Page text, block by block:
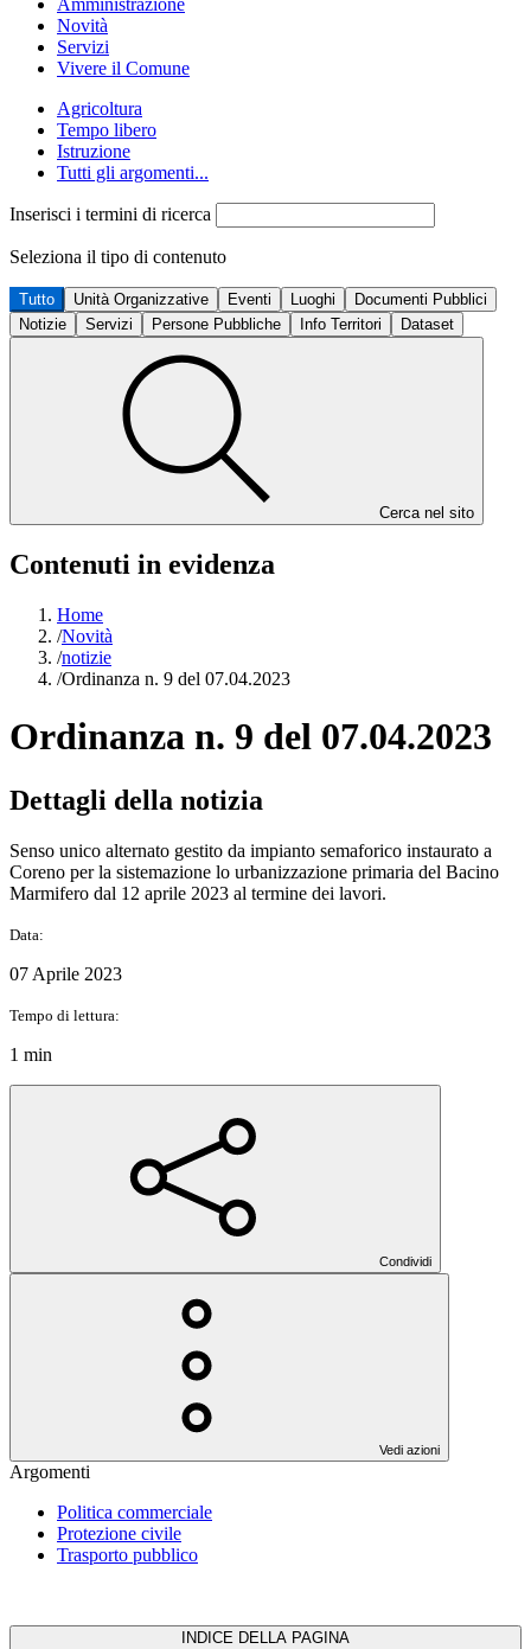
Amministrazione
Novità
Servizi
Vivere il Comune
Agricoltura
Tempo libero
Istruzione
Tutti gli argomenti...
Inserisci i termini di ricerca
Seleziona il tipo di contenuto
Tutto Unità Organizzative Eventi Luoghi
Documenti Pubblici
Notizie
Servizi Persone Pubbliche Info Territori Dataset
Cerca nel sito
Contenuti in evidenza
Home
/Novità
/notizie
/Ordinanza n. 9 del 07.04.2023
Ordinanza n. 9 del 07.04.2023
Dettagli della notizia
Senso unico alternato gestito da impianto semaforico instaurato a
Coreno per la sistemazione lo urbanizzazione primaria del Bacino
Marmifero dal 12 aprile 2023 al termine dei lavori.
Data:
07 Aprile 2023
Tempo di lettura:
1 min
Condividi
Vedi azioni
Argomenti
Politica commerciale
Protezione civile
Trasporto pubblico
INDICE DELLA PAGINA